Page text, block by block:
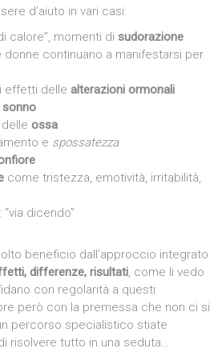
d’aiuto in vari casi:
calore”, momenti di sudorazione
donne continuano a manifestarsi per
effetti dellealterazioni ormonali
sonno
delleossa
e spossatezza
come tristezza, emotività, irritabilità,
dicendo”
beneficio dall’approccio integrato
differenze, risultati, come li vedo
con regolarità a questi
però con la premessa che non ci si
percorso specialistico stiate
risolvere tutto in una seduta…